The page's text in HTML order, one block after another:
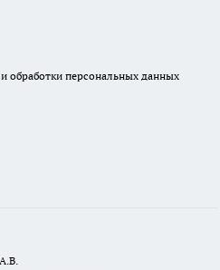
обработки персональных данных